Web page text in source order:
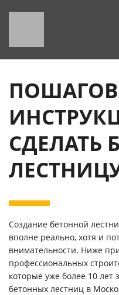
СДЕЛАТЬ
Создание бетонной
вполне реально, хотя и
внимательности. Ниже
профессиональных
которые уже более 10 лет
бетонных лестниц в